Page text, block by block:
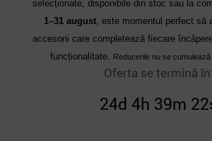
selecționate, disponibile din stoc sau la
1–31 august, este momentul perfect să
accesorii care completează fiecare
funcționalitate. Reducerile nu se cumulează
Oferta se termină în:
24d 4h 39m